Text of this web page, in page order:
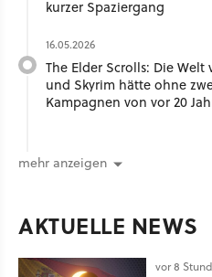
kurzer Spaziergang
16.05.2026
The Elder Scrolls: Die
und Skyrim hätte ohne
Kampagnen von vor 20
mehr anzeigen
AKTUELLE NEWS
vor 8